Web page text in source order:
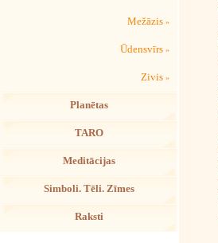
Mežāzis »
Ūdensvīrs »
Zivis »
Planētas
TARO
Meditācijas
Simboli. Tēli. Zīmes
Raksti